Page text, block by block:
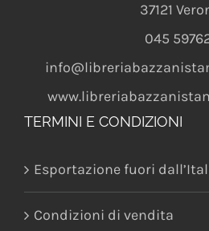
37121
045
TERMINI E CONDIZIONI
Esportazione fuori
Condizioni di vendita